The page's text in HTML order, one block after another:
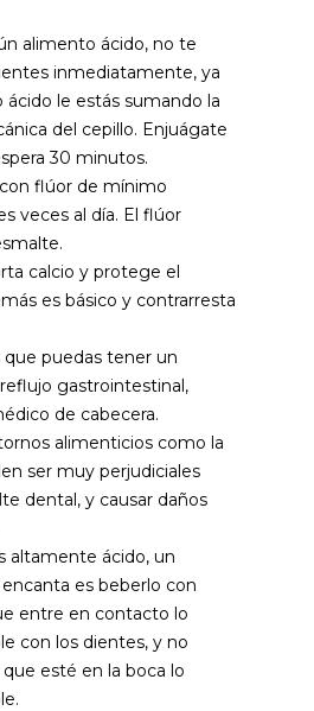
alimento ácido, no te
inmediatamente, ya
ácido le estás sumando la
del cepillo. Enjuágate
30 minutos.
flúor de mínimo
veces al día. El flúor
calcio y protege el
es básico y contrarresta
que puedas tener un
gastrointestinal,
de cabecera.
alimenticios como la
ser muy perjudiciales
dental, y causar daños
altamente ácido, un
es beberlo con
entre en contacto lo
con los dientes, y no
que esté en la boca lo